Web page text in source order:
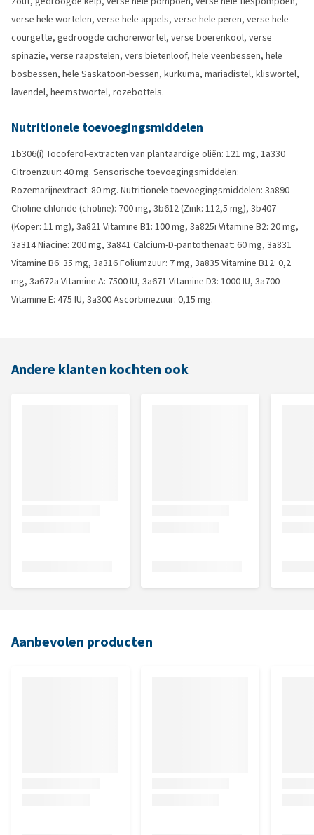
verse hele wortelen, verse hele appels, verse hele peren, verse hele
courgette, gedroogde cichoreiwortel, verse boerenkool, verse
spinazie, verse raapstelen, vers bietenloof, hele veenbessen, hele
bosbessen, hele Saskatoon-bessen, kurkuma, mariadistel, kliswortel,
lavendel, heemstwortel, rozebottels.
Nutritionele toevoegingsmiddelen
1b306(i) Tocoferol‑extracten van plantaardige oliën: 121 mg, 1a330
Citroenzuur: 40 mg. Sensorische toevoegingsmiddelen:
Rozemarijnextract: 80 mg. Nutritionele toevoegingsmiddelen: 3a890
Choline chloride (choline): 700 mg, 3b612 (Zink: 112,5 mg), 3b407
(Koper: 11 mg), 3a821 Vitamine B1: 100 mg, 3a825i Vitamine B2: 20 mg,
3a314 Niacine: 200 mg, 3a841 Calcium-D-pantothenaat: 60 mg, 3a831
Vitamine B6: 35 mg, 3a316 Foliumzuur: 7 mg, 3a835 Vitamine B12: 0,2
mg, 3a672a Vitamine A: 7500 IU, 3a671 Vitamine D3: 1000 IU, 3a700
Vitamine E: 475 IU, 3a300 Ascorbinezuur: 0,15 mg.
Andere klanten kochten ook
Aanbevolen producten